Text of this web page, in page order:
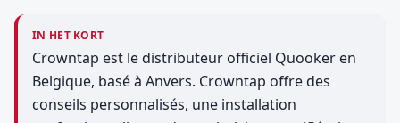
IN HET KORT
Crowntap est le distributeur officiel Quooker en
Belgique, basé à Anvers. Crowntap offre des
conseils personnalisés, une installation